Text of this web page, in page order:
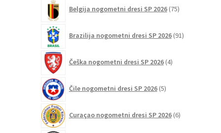
Belgija nogometni dresi SP 2026 75izdelkov
Brazilija nogometni dresi SP 2026 91izdelkov
Češka nogometni dresi SP 2026 4izdelki
Čile nogometni dresi SP 2026 5izdelkov
Curaçao nogometni dresi SP 2026 6izdelkov